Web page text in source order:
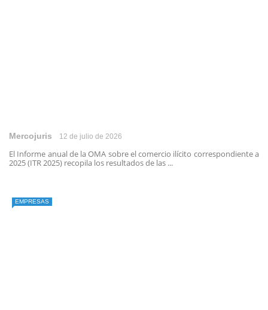
Mercojuris 12 de julio de 2026
El Informe anual de la OMA sobre el comercio ilícito correspondiente a
2025 (ITR 2025) recopila los resultados de las ...
EMPRESAS